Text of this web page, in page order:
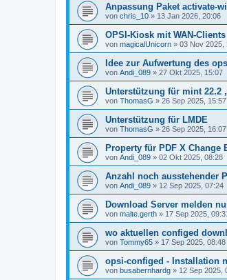
Anpassung Paket activate-
von chris_10 » 13 Jan 2026, 20:06
OPSI-Kiosk mit WAN-Clients
von magicalUnicorn » 03 Nov 2025,
Idee zur Aufwertung des
von Andi_089 » 27 Okt 2025, 15:07
Unterstützung für mint 22.2
von ThomasG » 26 Sep 2025, 15:57
Unterstützung für LMDE
von ThomasG » 26 Sep 2025, 16:07
Property für PDF X Change
von Andi_089 » 02 Okt 2025, 08:28
Anzahl noch ausstehender
von Andi_089 » 12 Sep 2025, 07:24
Download Server melden
von malte.gerth » 17 Sep 2025,
wo aktuellen configed
von Tommy65 » 17 Sep 2025, 08:48
opsi-configed - Installation
von busabernhardg » 12 Sep 2025,